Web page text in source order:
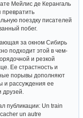
Мейлис де Керангаль
превратить
поездку писателей
побег.
за окном Сибирь
подходит этой в чем-
и резкой
Ее страстность и
порывы дополняют
и рассуждения ее
друзей.
публикации: Un train
un autre